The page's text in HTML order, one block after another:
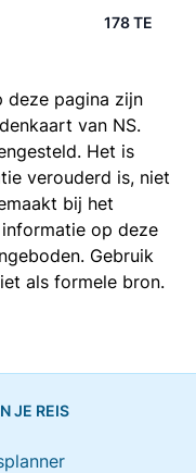
178 TE
deze pagina zijn
van NS.
Het is
verouderd is, niet
bij het
op deze
Gebruik
als formele bron.
JE REIS